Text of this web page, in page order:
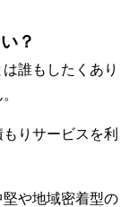
？
誰もしたくあり
りサービスを利
や地域密着型の